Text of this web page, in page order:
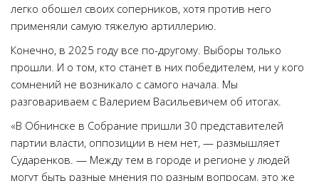
легко обошел своих соперников, хотя против него
применяли самую тяжелую артиллерию.
Конечно, в 2025 году все по-другому. Выборы только
прошли. И о том, кто станет в них победителем, ни у кого
сомнений не возникало с самого начала. Мы
разговариваем с Валерием Васильевичем об итогах.
«В Обнинске в Собрание пришли 30 представителей
партии власти, оппозиции в нем нет, — размышляет
Сударенков. — Между тем в городе и регионе у людей
могут быть разные мнения по разным вопросам, это же